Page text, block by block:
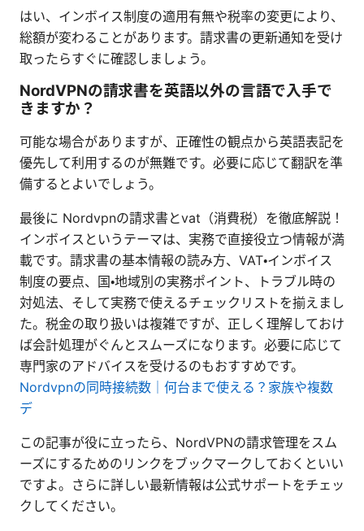
はい、インボイス制度の適用有無や税率の変更により、
総額が変わることがあります。請求書の更新通知を受け
取ったらすぐに確認しましょう。
NordVPNの請求書を英語以外の言語で入手で
きますか？
可能な場合がありますが、正確性の観点から英語表記を
優先して利用するのが無難です。必要に応じて翻訳を準
備するとよいでしょう。
最後に Nordvpnの請求書とvat（消費税）を徹底解説！
インボイスというテーマは、実務で直接役立つ情報が満
載です。請求書の基本情報の読み方、VAT・インボイス
制度の要点、国・地域別の実務ポイント、トラブル時の
対処法、そして実務で使えるチェックリストを揃えまし
た。税金の取り扱いは複雑ですが、正しく理解しておけ
ば会計処理がぐんとスムーズになります。必要に応じて
専門家のアドバイスを受けるのもおすすめです。
Nordvpnの同時接続数｜何台まで使える？家族や複数
デ
この記事が役に立ったら、NordVPNの請求管理をスム
ーズにするためのリンクをブックマークしておくといい
ですよ。さらに詳しい最新情報は公式サポートをチェッ
クしてください。